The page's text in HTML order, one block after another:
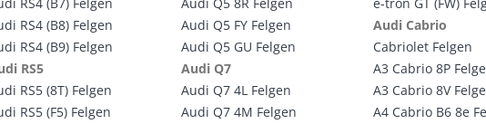
RS4 (B8) Felgen
RS4 (B9) Felgen
RS5
RS5 (8T) Felgen
RS5 (F5) Felgen
Audi Q5 FY Felgen
Audi Q5 GU Felgen
Audi Q7
Audi Q7 4L Felgen
Audi Q7 4M Felgen
Audi Cabrio
Cabriolet Felgen
A3 Cabrio 8P
A3 Cabrio 8V
A4 Cabrio B6 8e